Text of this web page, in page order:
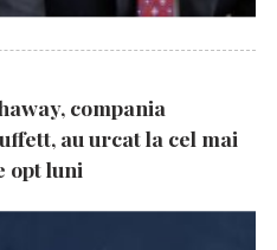
compania
au urcat la cel mai
opt luni